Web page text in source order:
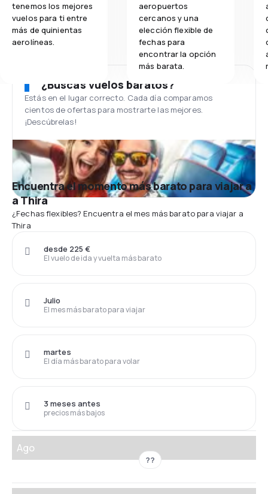
tenemos los mejores
vuelos para ti entre
más de quinientas
aerolíneas.
aeropuertos
cercanos y una
elección flexible de
fechas para
encontrar la opción
más barata.
¿Buscas vuelos baratos?
Estás en el lugar correcto. Cada día comparamos
cientos de ofertas para mostrarte las mejores.
¡Descúbrelas!
Encuentra el momento más barato para viajar a
a Thira
¿Fechas flexibles? Encuentra el mes más barato para viajar a
Thira
El vuelo de ida y vuelta más barato
desde 225 €
El mes más barato para viajar
Julio
El día más barato para volar
martes
precios más bajos
3 meses antes
Ago
??